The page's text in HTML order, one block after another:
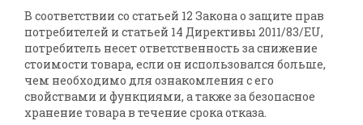
В соответствии со статьей 12 Закона о защите прав
потребителей и статьей 14 Директивы 2011/83/EU,
потребитель несет ответственность за снижение
стоимости товара, если он использовался больше,
чем необходимо для ознакомления с его
свойствами и функциями, а также за безопасное
хранение товара в течение срока отказа.